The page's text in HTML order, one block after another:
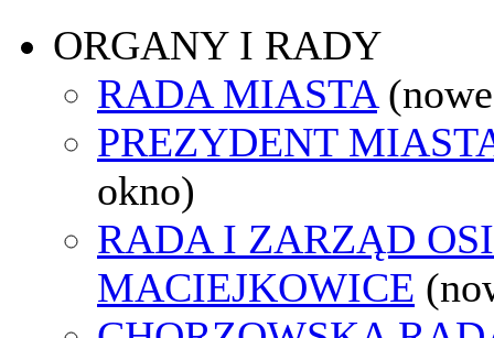
ORGANY I RADY
RADA MIASTA
PREZYDENT
okno)
RADA I ZARZĄD
MACIEJKOWICE